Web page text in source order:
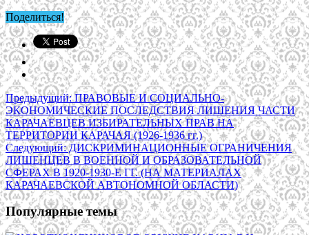
Поделиться!
Предыдущий:ПРАВОВЫЕ И СОЦИАЛЬНО-
ЭКОНОМИЧЕСКИЕ ПОСЛЕДСТВИЯ ЛИШЕНИЯ ЧАСТИ
КАРАЧАЕВЦЕВ ИЗБИРАТЕЛЬНЫХ ПРАВ НА
ТЕРРИТОРИИ КАРАЧАЯ (1926-1936 гг.)
Следующий:ДИСКРИМИНАЦИОННЫЕ ОГРАНИЧЕНИЯ
ЛИШЕНЦЕВ В ВОЕННОЙ И ОБРАЗОВАТЕЛЬНОЙ
СФЕРАХ В 1920-1930-Е ГГ. (НА МАТЕРИАЛАХ
КАРАЧАЕВСКОЙ АВТОНОМНОЙ ОБЛАСТИ)
Популярные темы